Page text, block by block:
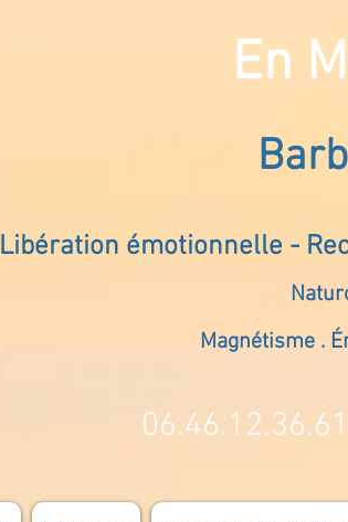
En
Libération émotionnelle -
Magnétisme .